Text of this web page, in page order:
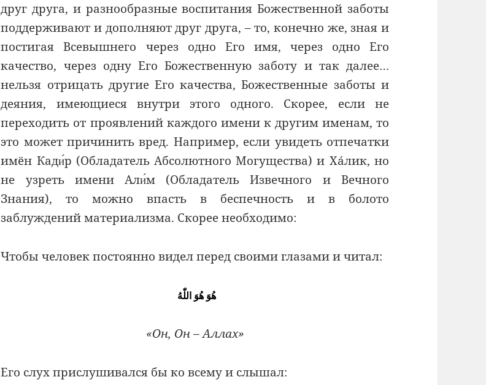
друг друга, и разнообразные воспитания Божественной заботы
поддерживают и дополняют друг друга, – то, конечно же, зная и
постигая Всевышнего через одно Его имя, через одно Его
качество, через одну Его Божественную заботу и так далее…
нельзя отрицать другие Его качества, Божественные заботы и
деяния, имеющиеся внутри этого одного. Скорее, если не
переходить от проявлений каждого имени к другим именам, то
это может причинить вред. Например, если увидеть отпечатки
имён Кади́р (Обладатель Абсолютного Могущества) и Хáлик, но
не узреть имени Али́м (Обладатель Извечного и Вечного
Знания), то можно впасть в беспечность и в болото
заблуждений материализма. Скорее необходимо:
Чтобы человек постоянно видел перед своими глазами и читал:
هُوَ هُوَ اللّٰهُ
«Он, Он – Аллах»
Его слух прислушивался бы ко всему и слышал: